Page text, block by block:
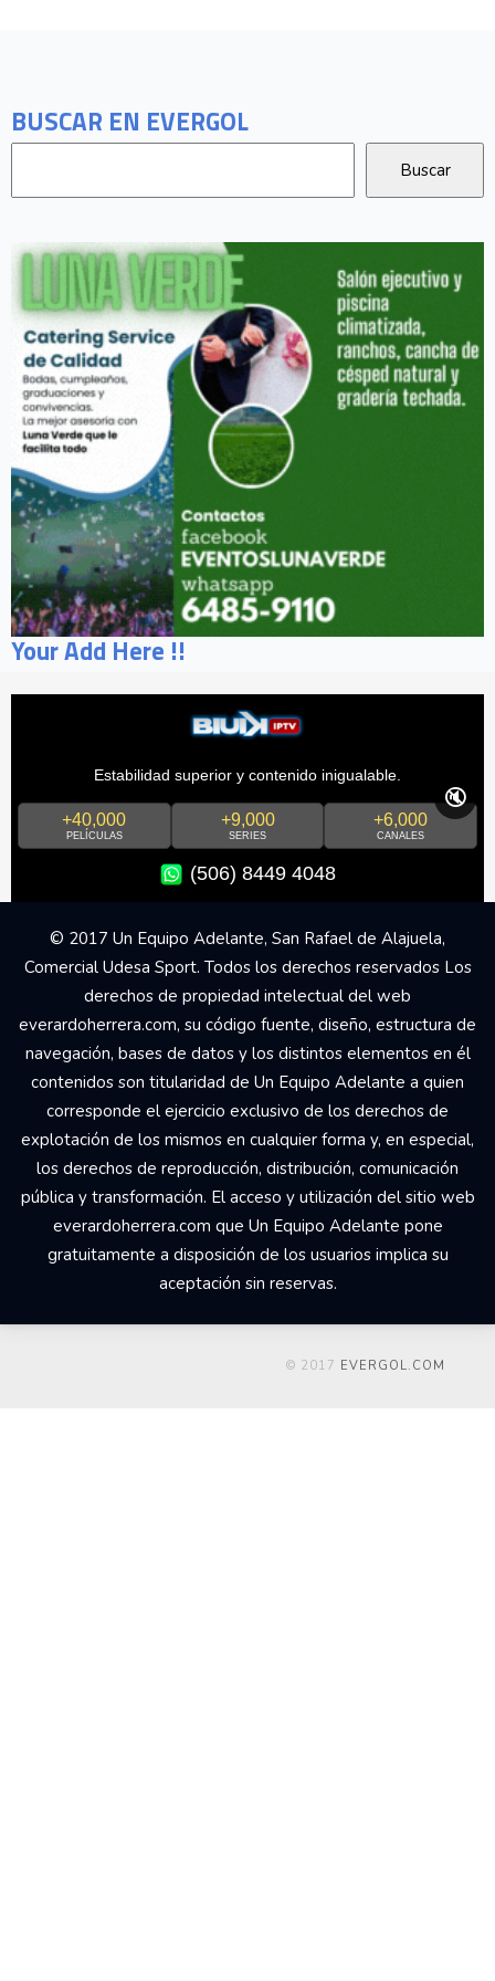
BUSCAR EN EVERGOL
Your Add Here !!
Estabilidad superior y contenido inigualable.
+40,000
PELÍCULAS
+9,000
SERIES
+6,000
CANALES
(506) 8449 4048
🔇
© 2017 Un Equipo Adelante, San Rafael de Alajuela,
Comercial Udesa Sport. Todos los derechos reservados Los
derechos de propiedad intelectual del web
everardoherrera.com, su código fuente, diseño, estructura de
navegación, bases de datos y los distintos elementos en él
contenidos son titularidad de Un Equipo Adelante a quien
corresponde el ejercicio exclusivo de los derechos de
explotación de los mismos en cualquier forma y, en especial,
los derechos de reproducción, distribución, comunicación
pública y transformación. El acceso y utilización del sitio web
everardoherrera.com que Un Equipo Adelante pone
gratuitamente a disposición de los usuarios implica su
aceptación sin reservas.
© 2017 EVERGOL.COM